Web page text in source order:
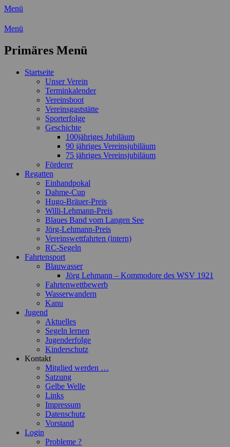
Menü
Wassersport-Verein 1921 e.V.
Freizeit mit der ganzen Familie
Menü
Primäres Menü
Zum
Startseite
Unser Verein
Terminkalender
Vereinsboot
Vereinsgaststätte
Sporterfolge
Geschichte
100jähriges Jubiläum
90 jähriges Vereinsjubiläum
75 jähriges Vereinsjubiläum
Förderer
Regatten
Einhandpokal
Dahme-Cup
Hugo-Bräuer-Preis
Willi-Lehmann-Preis
Blaues Band vom Langen See
Jörg-Lehmann-Preis
Vereinswettfahrten (intern)
RC-Segeln
Fahrtensport
Blauwasser
Jörg Lehmann – Kommodore des WSV 1921
Fahrtenwettbewerb
Wasserwandern
Kanu
Jugend
Aktuelles
Segeln lernen
Jugenderfolge
Kinderschutz
Kontakt
Mitglied werden …
Satzung
Gelbe Welle
Links
Impressum
Datenschutz
Vorstand
Login
Probleme ?